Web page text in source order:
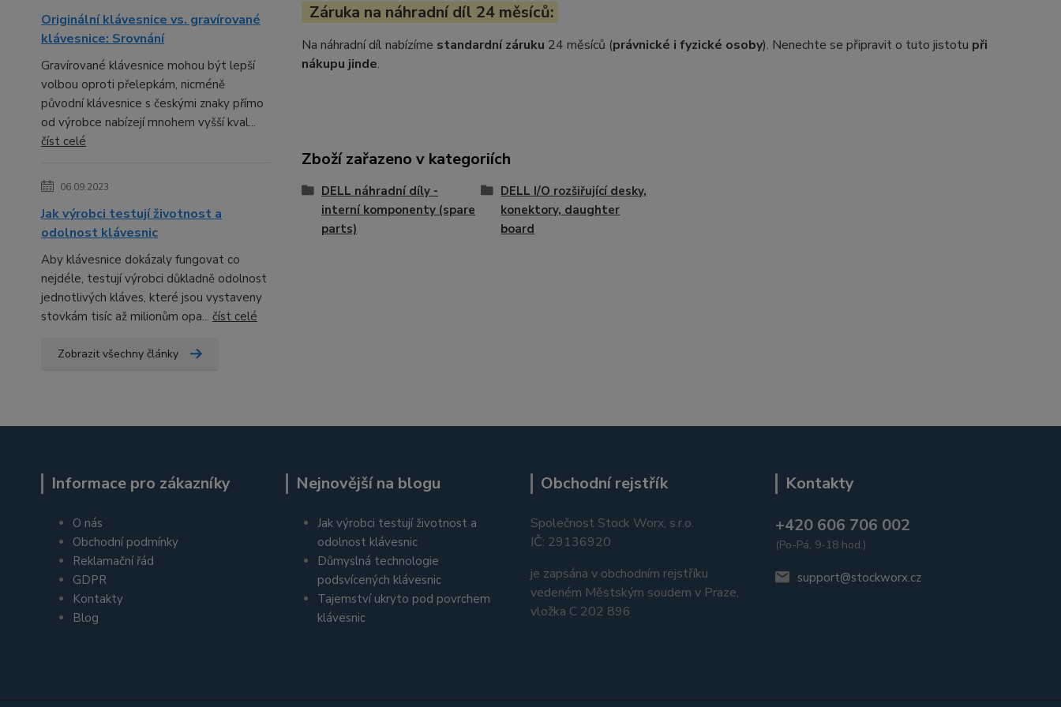
Originální klávesnice vs. gravírované
klávesnice: Srovnání
Gravírované klávesnice mohou být lepší
volbou oproti přelepkám, nicméně
původní klávesnice s českými znaky přímo
od výrobce nabízejí mnohem vyšší kval...
číst celé
06.09.2023
Jak výrobci testují životnost a
odolnost klávesnic
Aby klávesnice dokázaly fungovat co
nejdéle, testují výrobci důkladně odolnost
jednotlivých kláves, které jsou vystaveny
stovkám tisíc až milionům opa... číst celé
Zobrazit všechny články
Záruka na náhradní díl 24 měsíců:
Na náhradní díl nabízíme standardní záruku 24 měsíců (právnické i fyzické osoby). Nenechte se připravit o tuto jistotu při
nákupu jinde.
Zboží zařazeno v kategoriích
DELL náhradní díly -
interní komponenty (spare
parts)
DELL I/O rozšiřující desky,
konektory, daughter
board
Informace pro zákazníky
O nás
Obchodní podmínky
Reklamační řád
GDPR
Kontakty
Blog
Nejnovější na blogu
Jak výrobci testují životnost a
odolnost klávesnic
Důmyslná technologie
podsvícených klávesnic
Tajemství ukryto pod povrchem
klávesnic
Obchodní rejstřík
Společnost Stock Worx, s.r.o.
IČ: 29136920
je zapsána v obchodním rejstříku
vedeném Městským soudem v Praze,
vložka C 202 896
Kontakty
+420 606 706 002
(Po-Pá, 9-18 hod.)
support@stockworx.cz